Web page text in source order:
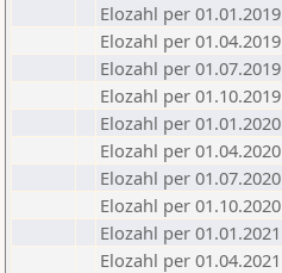
Elozahl per 01.01.2019
Elozahl per 01.04.2019
Elozahl per 01.07.2019
Elozahl per 01.10.2019
Elozahl per 01.01.2020
Elozahl per 01.04.2020
Elozahl per 01.07.2020
Elozahl per 01.10.2020
Elozahl per 01.01.2021
Elozahl per 01.04.2021